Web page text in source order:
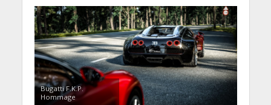
Bugatti F.K.P.
Hommage